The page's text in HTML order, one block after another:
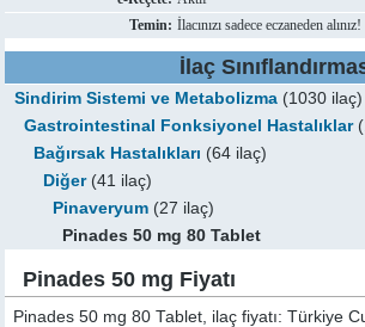
Temin: İlacınızı sadece eczaneden alınız!
İlaç
Sindirim Sistemi ve Metabolizma (1030 ilaç)
Gastrointestinal Fonksiyonel Hastalıklar
Bağırsak Hastalıkları (64 ilaç)
Diğer(41 ilaç)
Pinaveryum (27 ilaç)
Pinades 50 mg 80 Tablet
Pinades 50 mg Fiyatı
Pinades 50 mg 80 Tablet, ilaç fiyatı: Türkiye